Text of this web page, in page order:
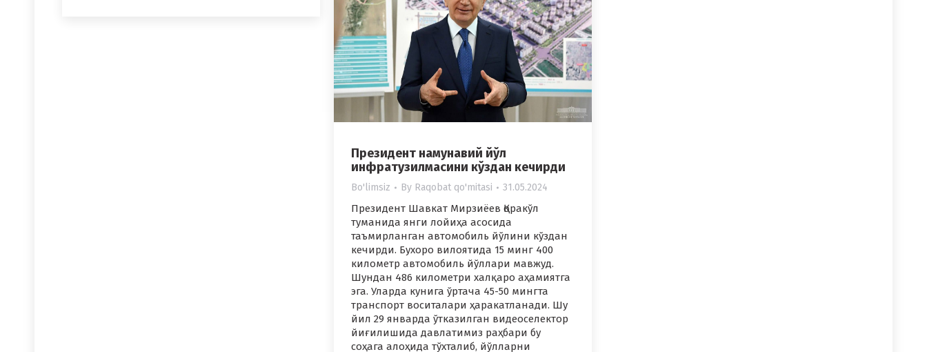
Президент намунавий йўл
инфратузилмасини кўздан кечирди
Bo'limsiz By Raqobat qo'mitasi 31.05.2024
Президент Шавкат Мирзиёев Қоракўл
туманида янги лойиҳа асосида
таъмирланган автомобиль йўлини кўздан
кечирди. Бухоро вилоятида 15 минг 400
километр автомобиль йўллари мавжуд.
Шундан 486 километри халқаро аҳамиятга
эга. Уларда кунига ўртача 45-50 мингта
транспорт воситалари ҳаракатланади. Шу
йил 29 январда ўтказилган видеоселектор
йиғилишида давлатимиз раҳбари бу
соҳага алоҳида тўхталиб, йўлларни